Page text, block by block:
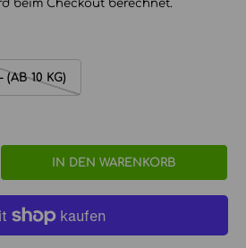
beim Checkout berechnet.
(AB 10 KG)
ERHÖHENIN DEN WARENKORB